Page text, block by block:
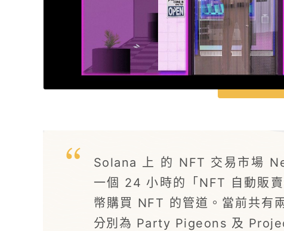
Solana 上 的 NFT 交易市場
一個 24 小時的「NFT 自動販
幣購買 NFT 的管道。當前共有
分別為 Party Pigeons 及